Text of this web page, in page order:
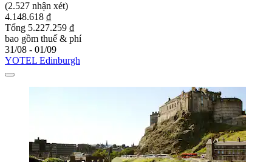
(2.527 nhận xét)
4.148.618 ₫
Tổng 5.227.259 ₫
bao gồm thuế & phí
31/08 - 01/09
YOTEL Edinburgh